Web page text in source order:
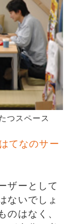
つスペース
てなのサー
ザーとして
ないでしょ
のはなく、